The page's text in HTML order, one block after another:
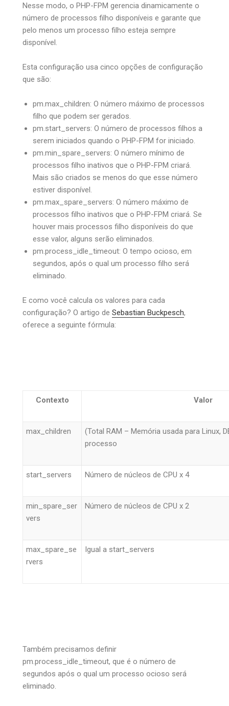
Nesse modo, o PHP-FPM gerencia dinamicamente o
número de processos filho disponíveis e garante que
pelo menos um processo filho esteja sempre
disponível.
Esta configuração usa cinco opções de configuração
que são:
pm.max_children: O número máximo de processos
filho que podem ser gerados.
pm.start_servers: O número de processos filhos a
serem iniciados quando o PHP-FPM for iniciado.
pm.min_spare_servers: O número mínimo de
processos filho inativos que o PHP-FPM criará.
Mais são criados se menos do que esse número
estiver disponível.
pm.max_spare_servers: O número máximo de
processos filho inativos que o PHP-FPM criará. Se
houver mais processos filho disponíveis do que
esse valor, alguns serão eliminados.
pm.process_idle_timeout: O tempo ocioso, em
segundos, após o qual um processo filho será
eliminado.
E como você calcula os valores para cada
configuração? O artigo deSebastian Buckpesch,
oferece a seguinte fórmula:
Contexto Valor
max_children
(Total RAM – Memória usada para Linux,
processo
start_servers Número de núcleos de CPU x 4
min_spare_ser
vers
Número de núcleos de CPU x 2
max_spare_se
rvers
Igual a start_servers
Também precisamos definir
pm.process_idle_timeout, que é o número de
segundos após o qual um processo ocioso será
eliminado.